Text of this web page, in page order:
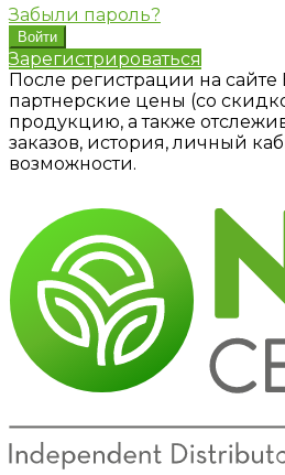
Забыли пароль?
Зарегистрироваться
После регистрации на сайте
партнерские цены (со
продукцию, а также
заказов, история, личный
возможности.